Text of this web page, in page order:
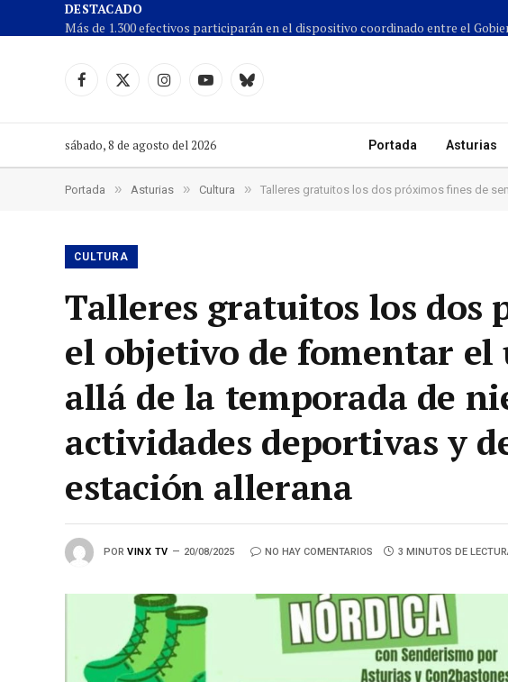
DESTACADO
Facebook
X
InstagramYouTubeCielo
sábado, 8 de agosto del 2026 Portada Asturias
Portada » Asturias » Cultura » Talleres gratuitos los dos próximos fines de semana con el
CULTURA
Talleres gratuitos los dos
el objetivo de fomentar el
allá de la temporada de
actividades deportivas y
estación allerana
POR VINX TV 20/08/2025 NO HAY COMENTARIOS 3 MINUTOS DE